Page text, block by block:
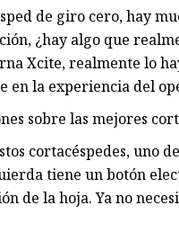
Bosch
Yuken
Dakin
de giro cero, hay
¿hay algo que
Xcite, realmente lo
en la experiencia del
sobre las mejores
cortacéspedes, uno
tiene un botón
de la hoja. Ya no